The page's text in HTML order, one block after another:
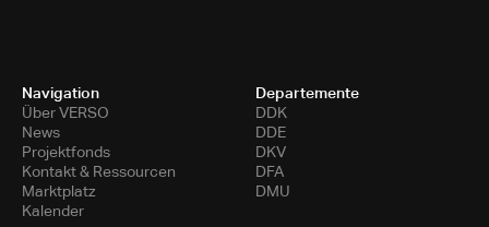
Navigation
Über VERSO
News
Projektfonds
Kontakt & Ressourcen
Marktplatz
Kalender
Departemente
DDK
DDE
DKV
DFA
DMU